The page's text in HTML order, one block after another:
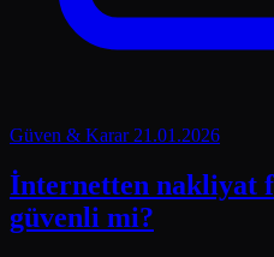
Güven & Karar 21.01.2026
İnternetten nakliyat
güvenli mi?